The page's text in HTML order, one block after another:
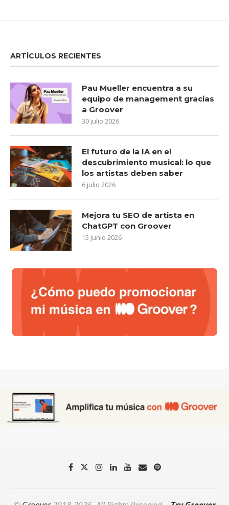
ARTÍCULOS RECIENTES
Pau Mueller encuentra a su
equipo de management gracias
a Groover
30 julio 2026
El futuro de la IA en el
descubrimiento musical: lo que
los artistas deben saber
6 julio 2026
Mejora tu SEO de artista en
ChatGPT con Groover
15 junio 2026